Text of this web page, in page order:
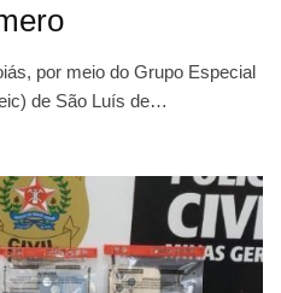
por meio do Grupo Especial
de São Luís de…